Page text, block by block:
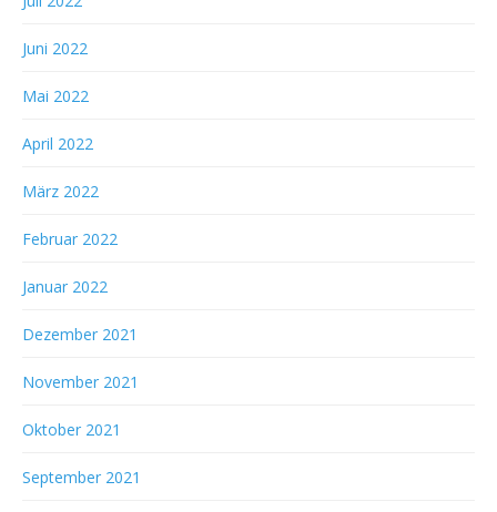
Juni 2022
Mai 2022
April 2022
März 2022
Februar 2022
Januar 2022
Dezember 2021
November 2021
Oktober 2021
September 2021